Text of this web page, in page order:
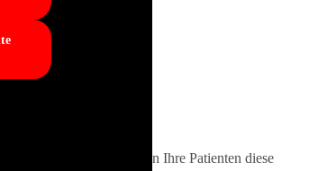
Künftig können Ihre Patienten diese